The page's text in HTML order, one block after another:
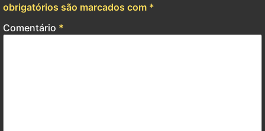
obrigatórios são marcados com *
Comentário *